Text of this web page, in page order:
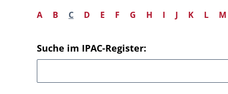
A B C D E F G H I J K L M
Suche im IPAC-Register: